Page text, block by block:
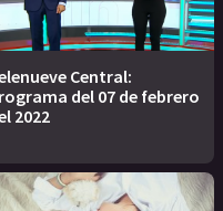
Central:
del 07 de febrero
2022